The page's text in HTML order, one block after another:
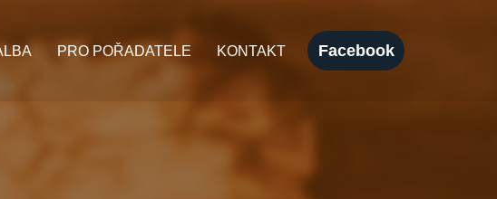
PRO POŘADATELE KONTAKT Facebook